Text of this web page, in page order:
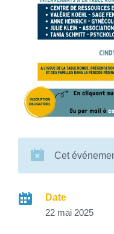
Cet
Date
22 mai 2025